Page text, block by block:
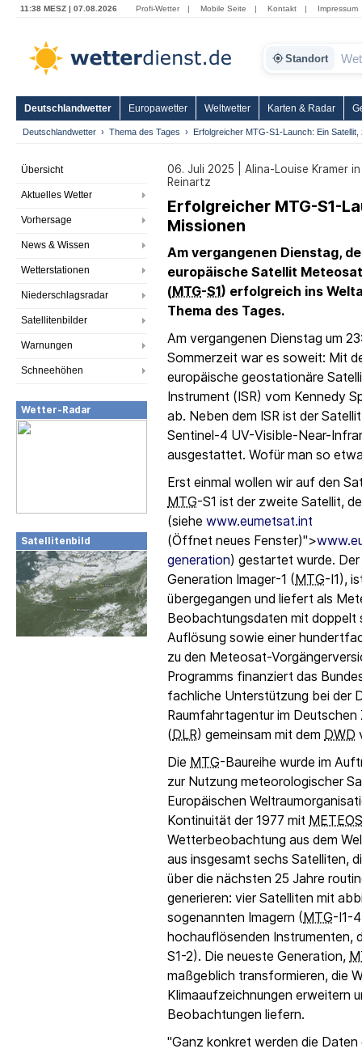
11:38 MESZ | 07.08.2026 Profi-Wetter | Mobile Seite | Kontakt | Impressum
Standort
Deutschlandwetter Europawetter Weltwetter Karten & Radar
Deutschlandwetter Thema des Tages Erfolgreicher MTG-S1-Launch: Ein Satellit,
Übersicht
Aktuelles Wetter
Vorhersage
News & Wissen
Wetterstationen
Niederschlagsradar
Satellitenbilder
Warnungen
Schneehöhen
Wetter-Radar
Satellitenbild
06. Juli 2025 | Alina-Louise Kramer
Reinartz
Erfolgreicher MTG-S1-
Missionen
Am vergangenen Dienstag,
europäische Satellit
(MTG-S1) erfolgreich ins
Thema des Tages.
Am vergangenen Dienstag um
Sommerzeit war es soweit: Mit
europäische geostationäre
Instrument (ISR) vom Kennedy
ab. Neben dem ISR ist der
Sentinel-4 UV-Visible-Near-
ausgestattet. Wofür man so
Erst einmal wollen wir auf den
MTG-S1 ist der zweite Satellit,
(siehe www.eumetsat.int
(Öffnet neues Fenster)">
generation) gestartet wurde.
Generation Imager-1 (MTG-I1),
übergegangen und liefert als
Beobachtungsdaten mit doppelt
Auflösung sowie einer
zu den Meteosat-
Programms finanziert das
fachliche Unterstützung bei der
Raumfahrtagentur im
(DLR) gemeinsam mit dem DWD
Die MTG-Baureihe wurde im
zur Nutzung meteorologischer
Europäischen
Kontinuität der 1977 mit
Wetterbeobachtung aus dem
aus insgesamt sechs Satelliten,
über die nächsten 25 Jahre
generieren: vier Satelliten mit
sogenannten Imagern (MTG-I1-
hochauflösenden Instrumenten,
S1-2). Die neueste Generation,
maßgeblich transformieren, die
Klimaaufzeichnungen erweitern
Beobachtungen liefern.
"Ganz konkret werden die